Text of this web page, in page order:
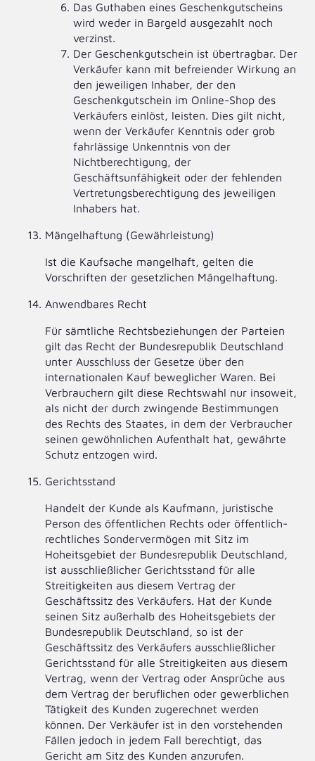
Das Guthaben eines Geschenkgutscheins
wird weder in Bargeld ausgezahlt noch
verzinst.
Der Geschenkgutschein ist übertragbar. Der
Verkäufer kann mit befreiender Wirkung an
den jeweiligen Inhaber, der den
Geschenkgutschein im Online-Shop des
Verkäufers einlöst, leisten. Dies gilt nicht,
wenn der Verkäufer Kenntnis oder grob
fahrlässige Unkenntnis von der
Nichtberechtigung, der
Geschäftsunfähigkeit oder der fehlenden
Vertretungsberechtigung des jeweiligen
Inhabers hat.
Mängelhaftung (Gewährleistung)
Ist die Kaufsache mangelhaft, gelten die
Vorschriften der gesetzlichen Mängelhaftung.
Anwendbares Recht
Für sämtliche Rechtsbeziehungen der Parteien
gilt das Recht der Bundesrepublik Deutschland
unter Ausschluss der Gesetze über den
internationalen Kauf beweglicher Waren. Bei
Verbrauchern gilt diese Rechtswahl nur insoweit,
als nicht der durch zwingende Bestimmungen
des Rechts des Staates, in dem der Verbraucher
seinen gewöhnlichen Aufenthalt hat, gewährte
Schutz entzogen wird.
Gerichtsstand
Handelt der Kunde als Kaufmann, juristische
Person des öffentlichen Rechts oder öffentlich-
rechtliches Sondervermögen mit Sitz im
Hoheitsgebiet der Bundesrepublik Deutschland,
ist ausschließlicher Gerichtsstand für alle
Streitigkeiten aus diesem Vertrag der
Geschäftssitz des Verkäufers. Hat der Kunde
seinen Sitz außerhalb des Hoheitsgebiets der
Bundesrepublik Deutschland, so ist der
Geschäftssitz des Verkäufers ausschließlicher
Gerichtsstand für alle Streitigkeiten aus diesem
Vertrag, wenn der Vertrag oder Ansprüche aus
dem Vertrag der beruflichen oder gewerblichen
Tätigkeit des Kunden zugerechnet werden
können. Der Verkäufer ist in den vorstehenden
Fällen jedoch in jedem Fall berechtigt, das
Gericht am Sitz des Kunden anzurufen.